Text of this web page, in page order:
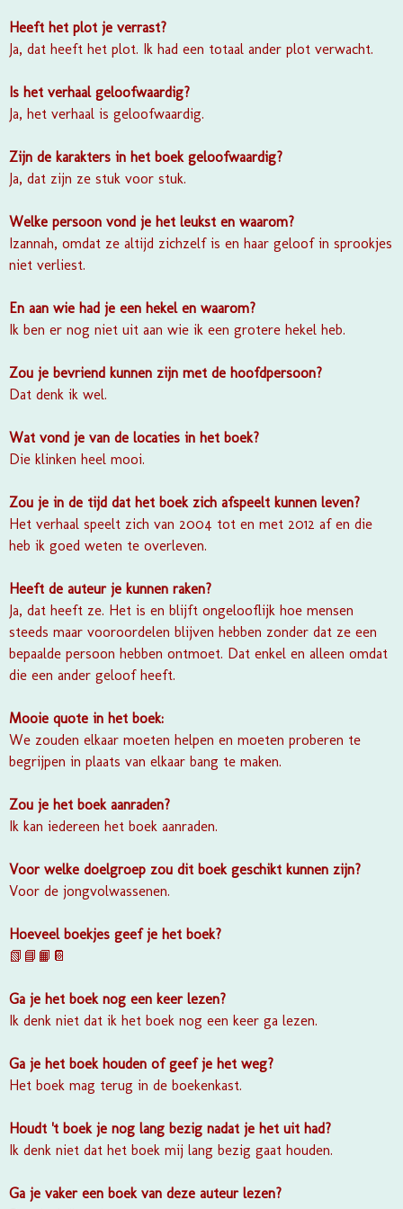
Heeft het plot je verrast?
Ja, dat heeft het plot. Ik had een totaal ander plot verwacht.
Is het verhaal geloofwaardig?
Ja, het verhaal is geloofwaardig.
Zijn de karakters in het boek geloofwaardig?
Ja, dat zijn ze stuk voor stuk.
Welke persoon vond je het leukst en waarom?
Izannah, omdat ze altijd zichzelf is en haar geloof in sprookjes
niet verliest.
En aan wie had je een hekel en waarom?
Ik ben er nog niet uit aan wie ik een grotere hekel heb.
Zou je bevriend kunnen zijn met de hoofdpersoon?
Dat denk ik wel.
Wat vond je van de locaties in het boek?
Die klinken heel mooi.
Zou je in de tijd dat het boek zich afspeelt kunnen leven?
Het verhaal speelt zich van 2004 tot en met 2012 af en die
heb ik goed weten te overleven.
Heeft de auteur je kunnen raken?
Ja, dat heeft ze. Het is en blijft ongelooflijk hoe mensen
steeds maar vooroordelen blijven hebben zonder dat ze een
bepaalde persoon hebben ontmoet. Dat enkel en alleen omdat
die een ander geloof heeft.
Mooie quote in het boek:
We zouden elkaar moeten helpen en moeten proberen te
begrijpen in plaats van elkaar bang te maken.
Zou je het boek aanraden?
Ik kan iedereen het boek aanraden.
Voor welke doelgroep zou dit boek geschikt kunnen zijn?
Voor de jongvolwassenen.
Hoeveel boekjes geef je het boek?
📗📘📙📔
Ga je het boek nog een keer lezen?
Ik denk niet dat ik het boek nog een keer ga lezen.
Ga je het boek houden of geef je het weg?
Het boek mag terug in de boekenkast.
Houdt 't boek je nog lang bezig nadat je het uit had?
Ik denk niet dat het boek mij lang bezig gaat houden.
Ga je vaker een boek van deze auteur lezen?